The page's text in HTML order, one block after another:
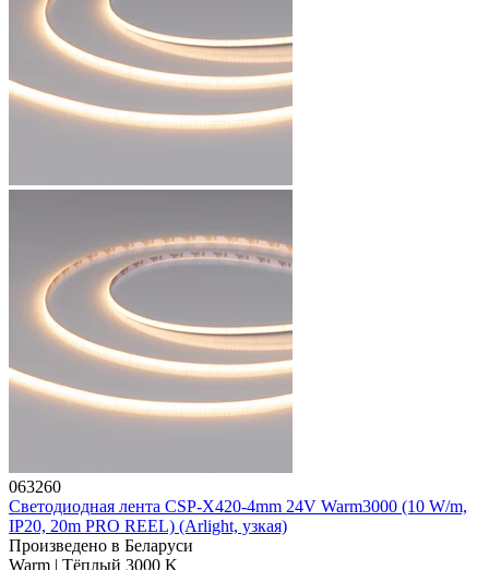
063260
Светодиодная лента CSP-X420-4mm 24V Warm3000 (10 W/m,
IP20, 20m PRO REEL) (Arlight, узкая)
Произведено в Беларуси
Warm | Тёплый 3000 K